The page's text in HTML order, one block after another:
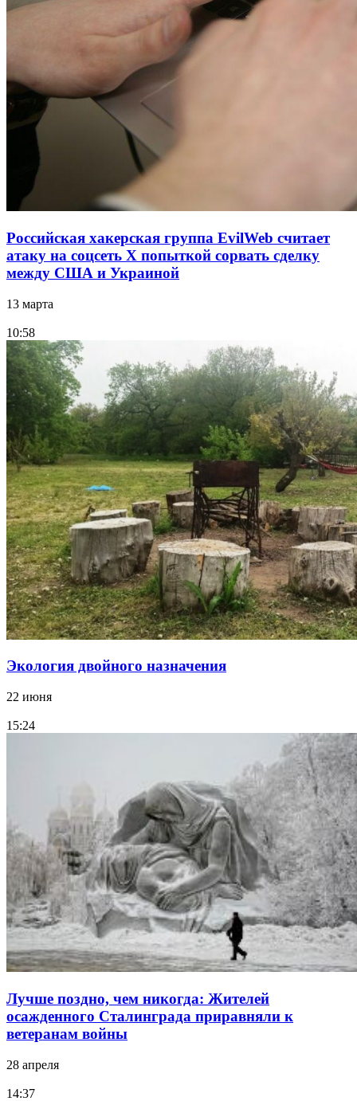
Российская хакерская группа EvilWeb считает
атаку на соцсеть Х попыткой сорвать сделку
между США и Украиной
13 марта
10:58
Экология двойного назначения
22 июня
15:24
Лучше поздно, чем никогда: Жителей
осажденного Сталинграда приравняли к
ветеранам войны
28 апреля
14:37